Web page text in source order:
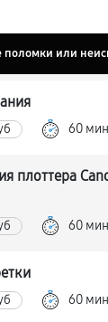
поломки или
60
плоттера
60
60